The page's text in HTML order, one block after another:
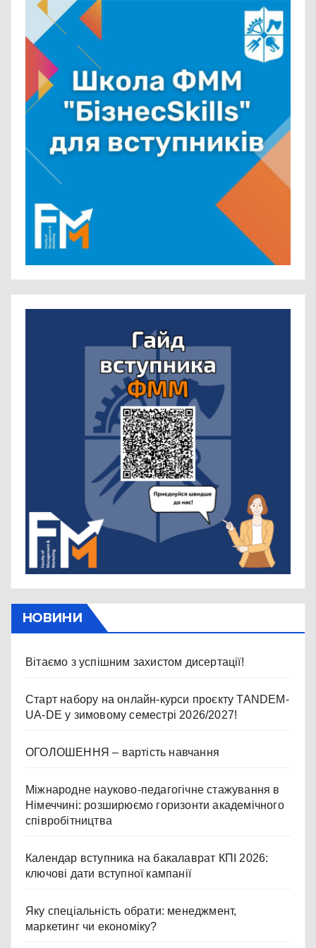
НОВИНИ
Вітаємо з успішним захистом дисертації!
Старт набору на онлайн-курси проєкту TANDEM-
UA-DE у зимовому семестрі 2026/2027!
ОГОЛОШЕННЯ – вартість навчання
Міжнародне науково-педагогічне стажування в
Німеччині: розширюємо горизонти академічного
співробітництва
Календар вступника на бакалаврат КПІ 2026:
ключові дати вступної кампанії
Яку спеціальність обрати: менеджмент,
маркетинг чи економіку?